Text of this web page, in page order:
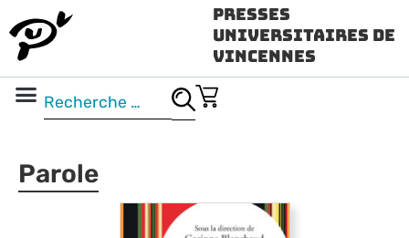
Presses
Universitaires de
Vincennes
Parole